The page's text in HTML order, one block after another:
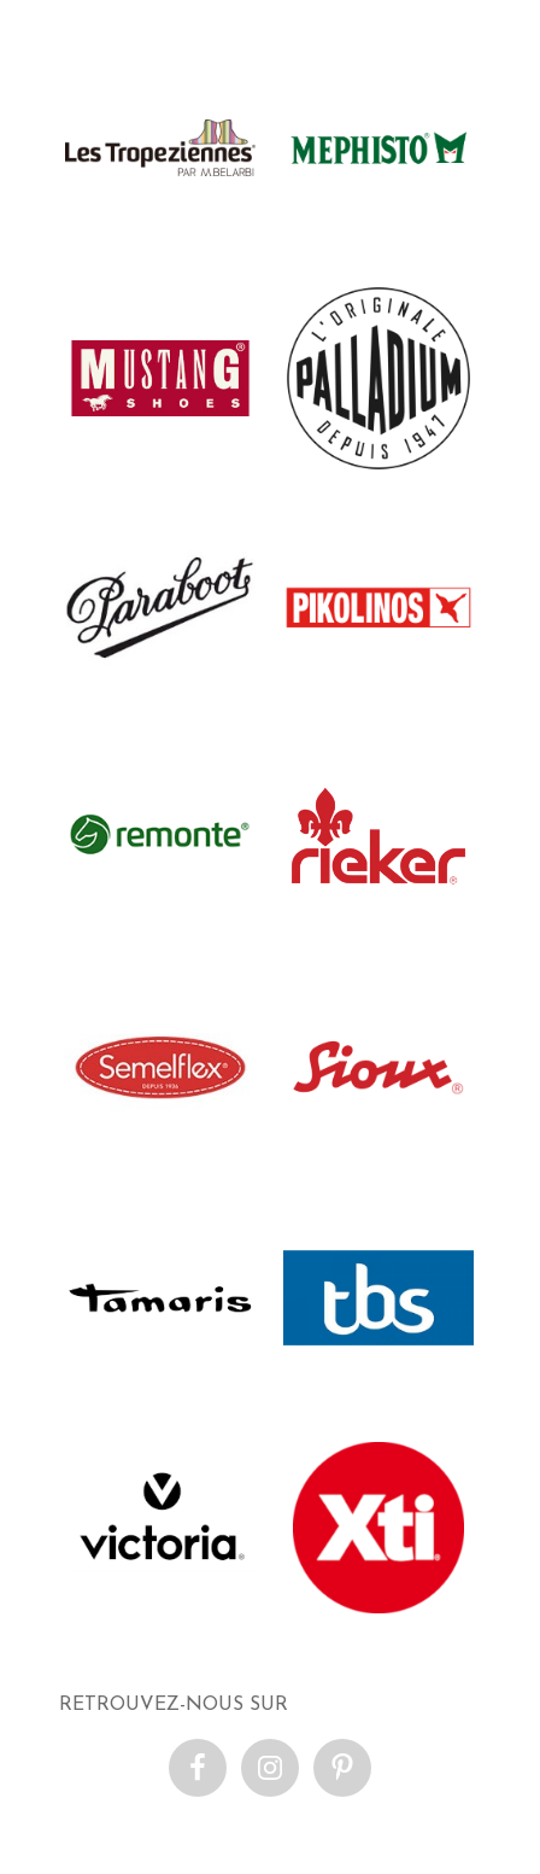
RETROUVEZ-NOUS SUR